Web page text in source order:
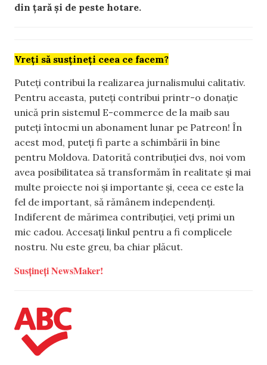
din țară și de peste hotare.
Vreți să susțineți ceea ce facem?
Puteți contribui la realizarea jurnalismului calitativ.
Pentru aceasta, puteți contribui printr-o donație
unică prin sistemul E-commerce de la maib sau
puteți întocmi un abonament lunar pe Patreon! În
acest mod, puteți fi parte a schimbării în bine
pentru Moldova. Datorită contribuției dvs, noi vom
avea posibilitatea să transformăm în realitate și mai
multe proiecte noi și importante și, ceea ce este la
fel de important, să rămânem independenți.
Indiferent de mărimea contribuției, veți primi un
mic cadou. Accesați linkul pentru a fi complicele
nostru. Nu este greu, ba chiar plăcut.
Susțineți NewsMaker!